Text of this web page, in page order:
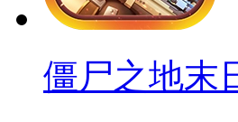
僵尸之地末